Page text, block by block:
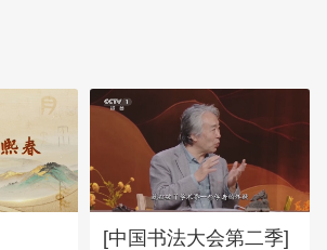
[中国书法大会第二季]